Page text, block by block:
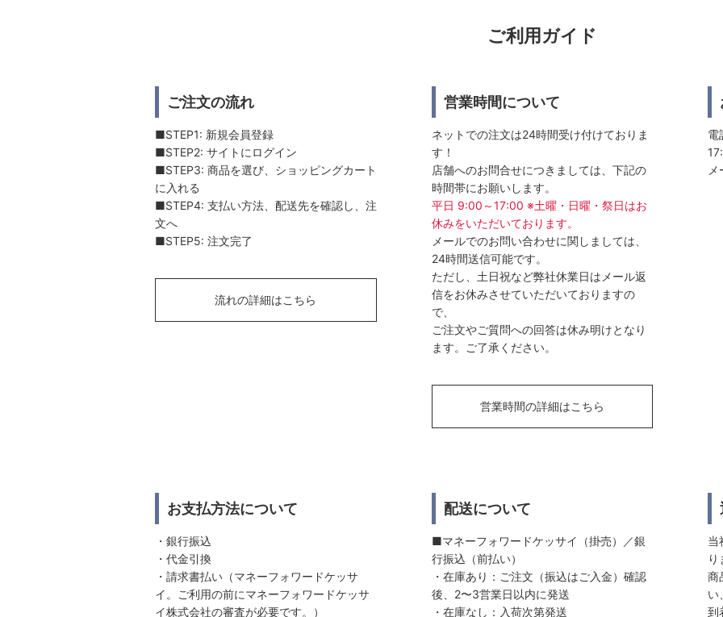
ご利用ガイド
ご注文の流れ
■STEP1: 新規会員登録
■STEP2: サイトにログイン
■STEP3: 商品を選び、ショッピングカート
に入れる
■STEP4: 支払い方法、配送先を確認し、注
文へ
■STEP5: 注文完了
流れの詳細はこちら
営業時間について
ネットでの注文は24時間受け付けておりま
す！
店舗へのお問合せにつきましては、下記の
時間帯にお願いします。
平日 9:00～17:00 ※土曜・日曜・祭日はお
休みをいただいております。
メールでのお問い合わせに関しましては、
24時間送信可能です。
ただし、土日祝など弊社休業日はメール返
信をお休みさせていただいておりますの
で、
ご注文やご質問への回答は休み明けとなり
ます。ご了承ください。
営業時間の詳細はこちら
電
お支払方法について
・銀行振込
・代金引換
・請求書払い（マネーフォワードケッサ
イ。ご利用の前にマネーフォワードケッサ
イ株式会社の審査が必要です。）
配送について
■マネーフォワードケッサイ（掛売）／銀
行振込（前払い）
・在庫あり：ご注文（振込はご入金）確認
後、2〜3営業日以内に発送
・在庫なし：入荷次第発送
当
り
商
い
到